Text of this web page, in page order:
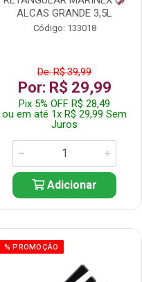
ALCAS GRANDE 3,5L
Código: 133018
De: R$ 39,99
Por: R$ 29,99
Pix 5% OFF R$ 28,49
ou em até 1x R$ 29,99 Sem
Juros
Adicionar
% PROMOÇÃO